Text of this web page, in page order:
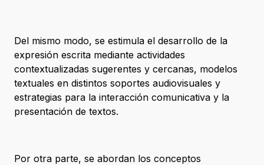
Del mismo modo, se estimula el desarrollo de la
expresión escrita mediante actividades
contextualizadas sugerentes y cercanas, modelos
textuales en distintos soportes audiovisuales y
estrategias para la interacción comunicativa y la
presentación de textos.
Por otra parte, se abordan los conceptos